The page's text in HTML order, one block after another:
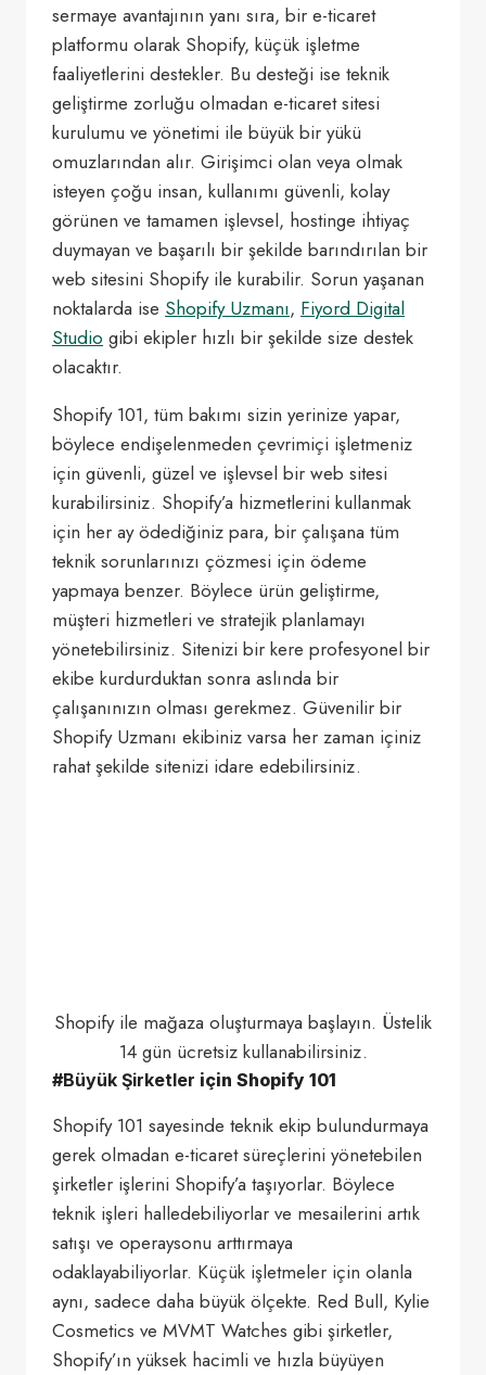
sermaye avantajının yanı sıra, bir e-ticaret
platformu olarak Shopify, küçük işletme
faaliyetlerini destekler. Bu desteği ise teknik
geliştirme zorluğu olmadan e-ticaret sitesi
kurulumu ve yönetimi ile büyük bir yükü
omuzlarından alır. Girişimci olan veya olmak
isteyen çoğu insan, kullanımı güvenli, kolay
görünen ve tamamen işlevsel, hostinge ihtiyaç
duymayan ve başarılı bir şekilde barındırılan bir
web sitesini Shopify ile kurabilir. Sorun yaşanan
noktalarda ise Shopify Uzmanı, Fiyord Digital
Studio gibi ekipler hızlı bir şekilde size destek
olacaktır.
Shopify 101, tüm bakımı sizin yerinize yapar,
böylece endişelenmeden çevrimiçi işletmeniz
için güvenli, güzel ve işlevsel bir web sitesi
kurabilirsiniz. Shopify’a hizmetlerini kullanmak
için her ay ödediğiniz para, bir çalışana tüm
teknik sorunlarınızı çözmesi için ödeme
yapmaya benzer. Böylece ürün geliştirme,
müşteri hizmetleri ve stratejik planlamayı
yönetebilirsiniz. Sitenizi bir kere profesyonel bir
ekibe kurdurduktan sonra aslında bir
çalışanınızın olması gerekmez. Güvenilir bir
Shopify Uzmanı ekibiniz varsa her zaman içiniz
rahat şekilde sitenizi idare edebilirsiniz.
Shopify ile mağaza oluşturmaya başlayın. Üstelik
14 gün ücretsiz kullanabilirsiniz.
#Büyük Şirketler için Shopify 101
Shopify 101 sayesinde teknik ekip bulundurmaya
gerek olmadan e-ticaret süreçlerini yönetebilen
şirketler işlerini Shopify’a taşıyorlar. Böylece
teknik işleri halledebiliyorlar ve mesailerini artık
satışı ve operaysonu arttırmaya
odaklayabiliyorlar. Küçük işletmeler için olanla
aynı, sadece daha büyük ölçekte. Red Bull, Kylie
Cosmetics ve MVMT Watches gibi şirketler,
Shopify’ın yüksek hacimli ve hızla büyüyen